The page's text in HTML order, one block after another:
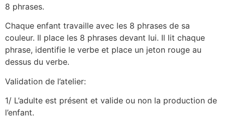
8 phrases.
Chaque enfant travaille avec les 8 phrases de sa
couleur. Il place les 8 phrases devant lui. Il lit chaque
phrase, identifie le verbe et place un jeton rouge au
dessus du verbe.
Validation de l’atelier:
1/ L’adulte est présent et valide ou non la production de
l’enfant.